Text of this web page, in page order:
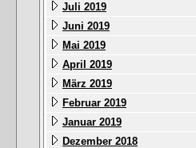
Juli 2019
Juni 2019
Mai 2019
April 2019
März 2019
Februar 2019
Januar 2019
Dezember 2018